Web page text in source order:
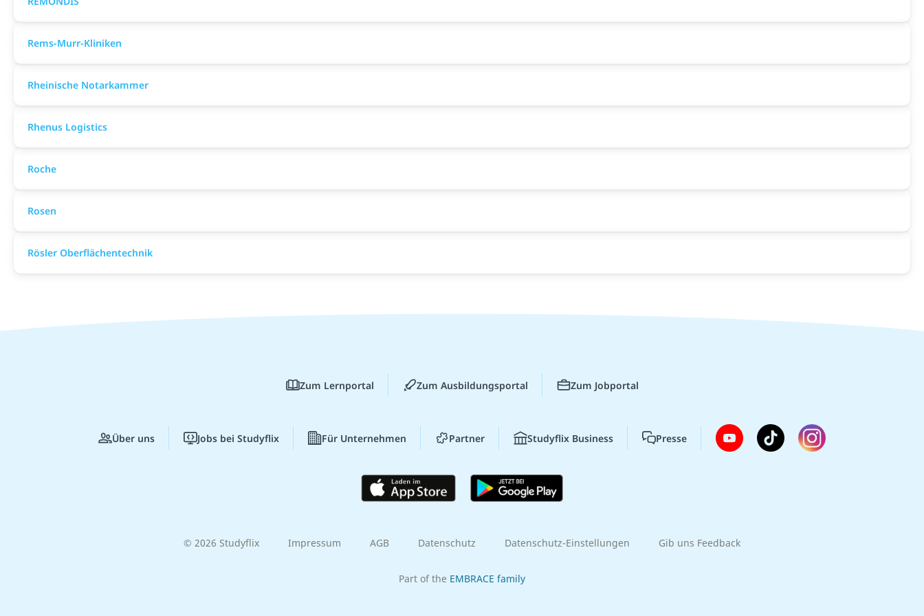
Rems-Murr-Kliniken
Rheinische Notarkammer
Rhenus Logistics
Roche
Rosen
Rösler Oberflächentechnik
Zum Lernportal Zum Ausbildungsportal Zum Jobportal
Über uns Jobs bei Studyflix Für Unternehmen Partner Studyflix Business Presse
© 2026 Studyflix Impressum AGB Datenschutz Datenschutz-Einstellungen Gib uns Feedback
Part of the EMBRACE family